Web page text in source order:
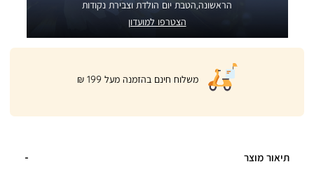
הראשונה,הטבת יום הולדת וצבירת נקודות
הצטרפו למועדון
|
product
page
banner
משלוח חינם בהזמנה מעל 199 ₪
תיאור מוצר